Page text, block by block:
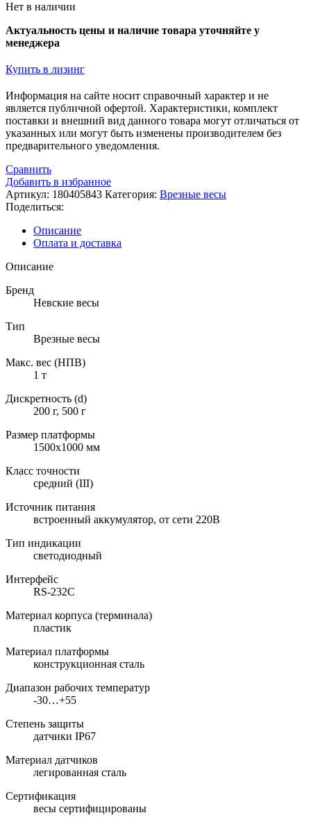
Нет в наличии
Актуальность цены и наличие товара уточняйте у
менеджера
Купить в лизинг
Информация на сайте носит справочный характер и не
является публичной офертой. Xарактеристики, комплект
поставки и внешний вид данного товара могут отличаться от
указанных или могут быть изменены производителем без
предварительного уведомления.
Сравнить
Добавить в избранное
Артикул: 180405843 Категория: Врезные весы
Поделиться:
Описание
Оплата и доставка
Описание
Бренд
Невские весы
Тип
Врезные весы
Макс. вес (НПВ)
1 т
Дискретность (d)
200 г, 500 г
Размер платформы
1500х1000 мм
Класс точности
средний (III)
Источник питания
встроенный аккумулятор, от сети 220В
Тип индикации
светодиодный
Интерфейс
RS-232C
Материал корпуса (терминала)
пластик
Материал платформы
конструкционная сталь
Диапазон рабочих температур
-30…+55
Степень защиты
датчики IP67
Материал датчиков
легированная сталь
Сертификация
весы сертифицированы